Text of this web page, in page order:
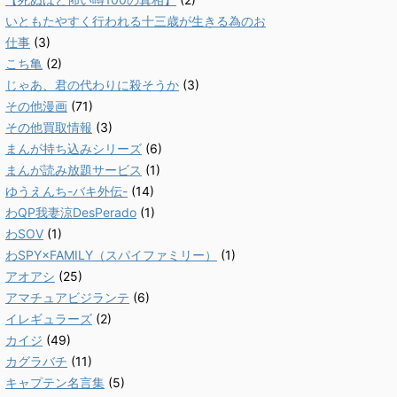
いともたやすく行われる十三歳が生きる為のお
仕事 (3)
こち亀 (2)
じゃあ、君の代わりに殺そうか (3)
その他漫画 (71)
その他買取情報 (3)
まんが持ち込みシリーズ (6)
まんが読み放題サービス (1)
ゆうえんち-バキ外伝- (14)
わQP我妻涼DesPerado (1)
わSOV (1)
わSPY×FAMILY（スパイファミリー）
(1)
アオアシ (25)
アマチュアビジランテ (6)
イレギュラーズ (2)
カイジ (49)
カグラバチ (11)
キャプテン名言集 (5)